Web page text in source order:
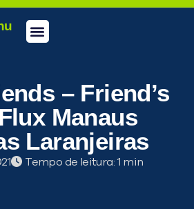
– Friend’s
Manaus
Laranjeiras
Tempo de leitura: